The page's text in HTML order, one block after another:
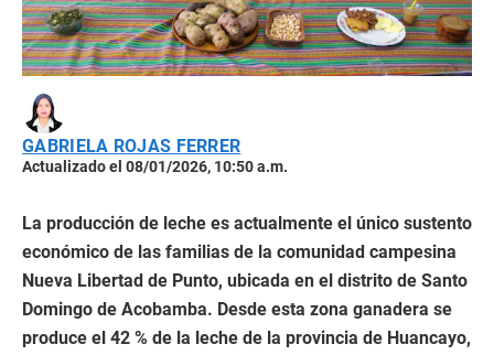
GABRIELA ROJAS FERRER
Actualizado el 08/01/2026, 10:50 a.m.
La producción de leche es actualmente el único sustento
económico de las familias de la comunidad campesina
Nueva Libertad de Punto, ubicada en el distrito de Santo
Domingo de Acobamba. Desde esta zona ganadera se
produce el 42 % de la leche de la provincia de Huancayo,